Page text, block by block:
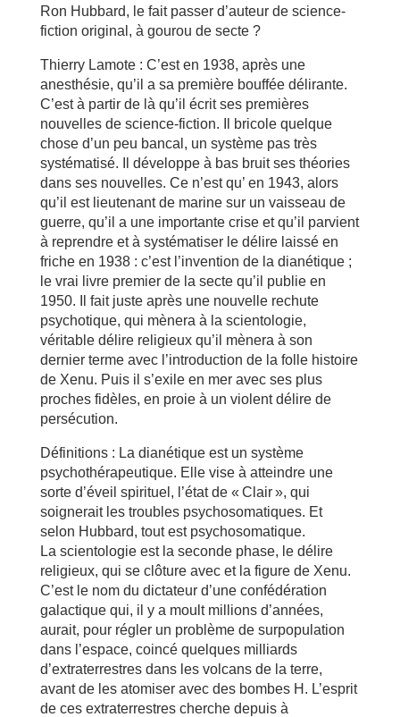
Ron Hubbard, le fait passer d’auteur de science-
fiction original, à gourou de secte ?
Thierry Lamote : C’est en 1938, après une
anesthésie, qu’il a sa première bouffée délirante.
C’est à partir de là qu’il écrit ses premières
nouvelles de science-fiction. Il bricole quelque
chose d’un peu bancal, un système pas très
systématisé. Il développe à bas bruit ses théories
dans ses nouvelles. Ce n’est qu’ en 1943, alors
qu’il est lieutenant de marine sur un vaisseau de
guerre, qu’il a une importante crise et qu’il parvient
à reprendre et à systématiser le délire laissé en
friche en 1938 : c’est l’invention de la dianétique ;
le vrai livre premier de la secte qu’il publie en
1950. Il fait juste après une nouvelle rechute
psychotique, qui mènera à la scientologie,
véritable délire religieux qu’il mènera à son
dernier terme avec l’introduction de la folle histoire
de Xenu. Puis il s’exile en mer avec ses plus
proches fidèles, en proie à un violent délire de
persécution.
Définitions : La dianétique est un système
psychothérapeutique. Elle vise à atteindre une
sorte d’éveil spirituel, l’état de « Clair », qui
soignerait les troubles psychosomatiques. Et
selon Hubbard, tout est psychosomatique.
La scientologie est la seconde phase, le délire
religieux, qui se clôture avec et la figure de Xenu.
C’est le nom du dictateur d’une confédération
galactique qui, il y a moult millions d’années,
aurait, pour régler un problème de surpopulation
dans l’espace, coincé quelques milliards
d’extraterrestres dans les volcans de la terre,
avant de les atomiser avec des bombes H. L’esprit
de ces extraterrestres cherche depuis à